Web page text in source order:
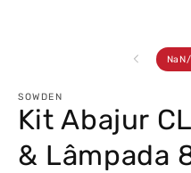
NaN/
SOWDEN
Kit Abajur
& Lâmpada